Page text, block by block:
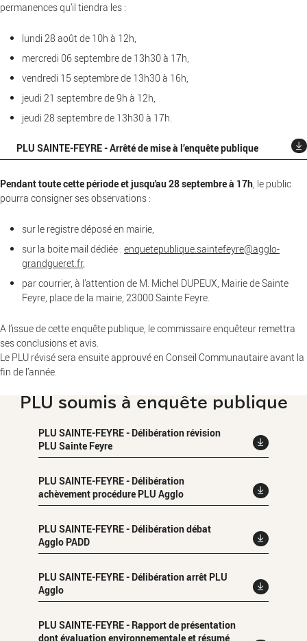
permanences qu’il tiendra les :
lundi 28 août de 10h à 12h,
mercredi 06 septembre de 13h30 à 17h,
vendredi 15 septembre de 13h30 à 16h,
jeudi 21 septembre de 9h à 12h,
jeudi 28 septembre de 13h30 à 17h.
PLU SAINTE-FEYRE - Arrêté de mise à l’enquête publique
Pendant toute cette période et jusqu'au 28 septembre à 17h, le public
pourra consigner ses observations :
sur le registre déposé en mairie,
sur la boite mail dédiée : enquetepublique.saintefeyre@agglo-
grandgueret.fr,
par courrier, à l’attention de M. Michel DUPEUX, Mairie de Sainte
Feyre, place de la mairie, 23000 Sainte Feyre.
A l’issue de cette enquête publique, le commissaire enquêteur remettra
ses conclusions et avis.
Le PLU révisé sera ensuite approuvé en Conseil Communautaire avant la
fin de l’année.
PLU soumis à enquête publique
PLU SAINTE-FEYRE - Délibération révision
PLU Sainte Feyre
PLU SAINTE-FEYRE - Délibération
achèvement procédure PLU Agglo
PLU SAINTE-FEYRE - Délibération débat
Agglo PADD
PLU SAINTE-FEYRE - Délibération arrêt PLU
Agglo
PLU SAINTE-FEYRE - Rapport de présentation
dont évaluation environnementale et résumé